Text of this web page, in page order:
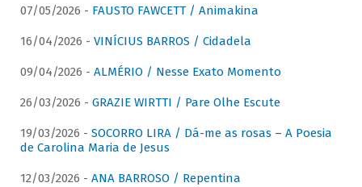
07/05/2026 - FAUSTO FAWCETT / Animakina
16/04/2026 - VINÍCIUS BARROS / Cidadela
09/04/2026 - ALMÉRIO / Nesse Exato Momento
26/03/2026 - GRAZIE WIRTTI / Pare Olhe Escute
19/03/2026 - SOCORRO LIRA / Dá-me as rosas – A Poesia
de Carolina Maria de Jesus
12/03/2026 - ANA BARROSO / Repentina